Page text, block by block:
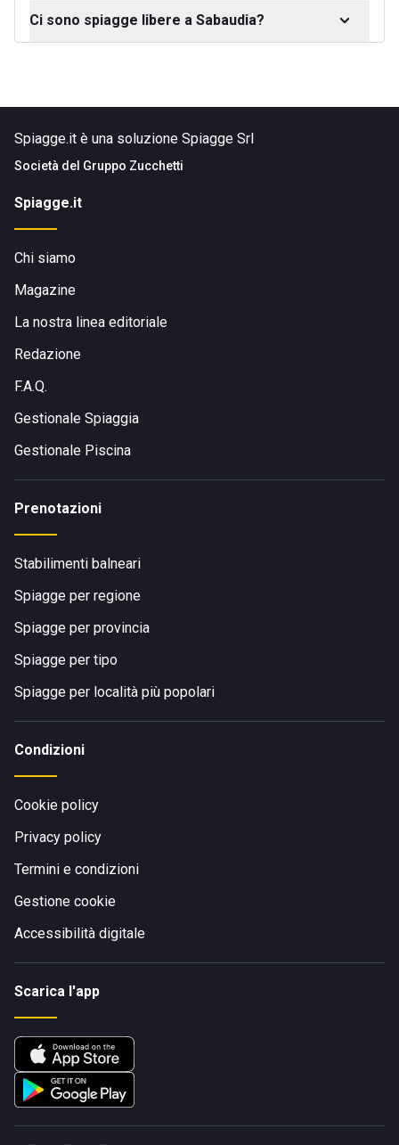
Ci sono spiagge libere a Sabaudia?
Spiagge.it è una soluzione Spiagge Srl
Società del Gruppo Zucchetti
Spiagge.it
Chi siamo
Magazine
La nostra linea editoriale
Redazione
F.A.Q.
Gestionale Spiaggia
Gestionale Piscina
Prenotazioni
Stabilimenti balneari
Spiagge per regione
Spiagge per provincia
Spiagge per tipo
Spiagge per località più popolari
Condizioni
Cookie policy
Privacy policy
Termini e condizioni
Gestione cookie
Accessibilità digitale
Scarica l'app